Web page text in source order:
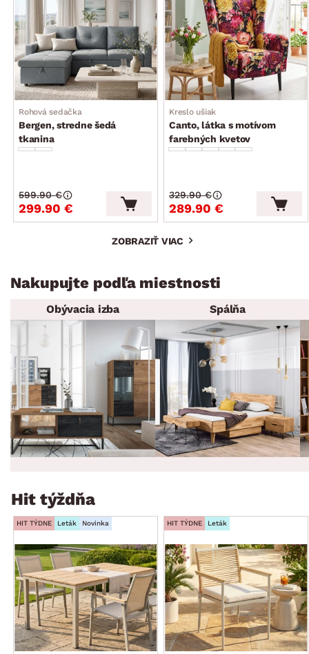
Rohová sedačka
Bergen, stredne šedá
tkanina
299.90 €
599.90 €
Kreslo ušiak
Canto, látka s motívom
farebných kvetov
289.90 €
329.90 €
ZOBRAZIŤ VIAC
Nakupujte podľa miestnosti
Obývacia izba Spálňa
Hit týždňa
HIT TÝDNE Leták Novinka HIT TÝDNE Leták